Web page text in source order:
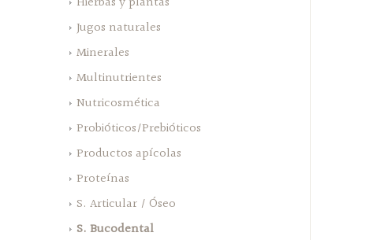
Jugos naturales
Minerales
Multinutrientes
Nutricosmética
Probióticos/Prebióticos
Productos apícolas
Proteínas
S. Articular / Óseo
S. Bucodental